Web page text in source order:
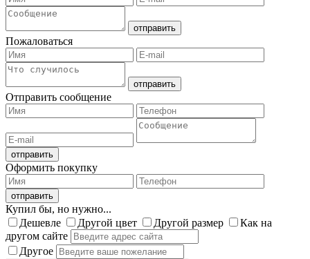
Пожаловаться
Отправить сообщение
Оформить покупку
Купил бы, но нужно...
Дешевле
Другой цвет Другой размер
Как на
другом сайте
Другое